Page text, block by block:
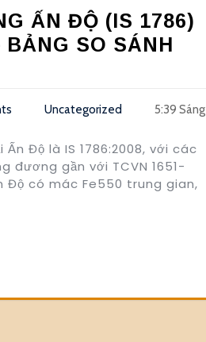
ẤN ĐỘ (IS 1786)
SO SÁNH
Uncategorized 5:39 Sáng
Độ là IS 1786:2008, với các
đương gần với TCVN 1651-
Độ có mác Fe550 trung gian,